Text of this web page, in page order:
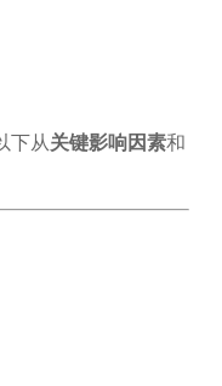
下从关键影响因素和